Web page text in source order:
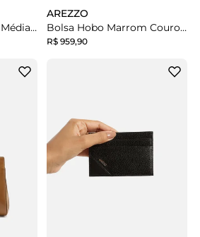
Carteira Preta Couro Média Metais Dourados
AREZZO
Bolsa Hobo Marrom Couro Média
R$ 959,90